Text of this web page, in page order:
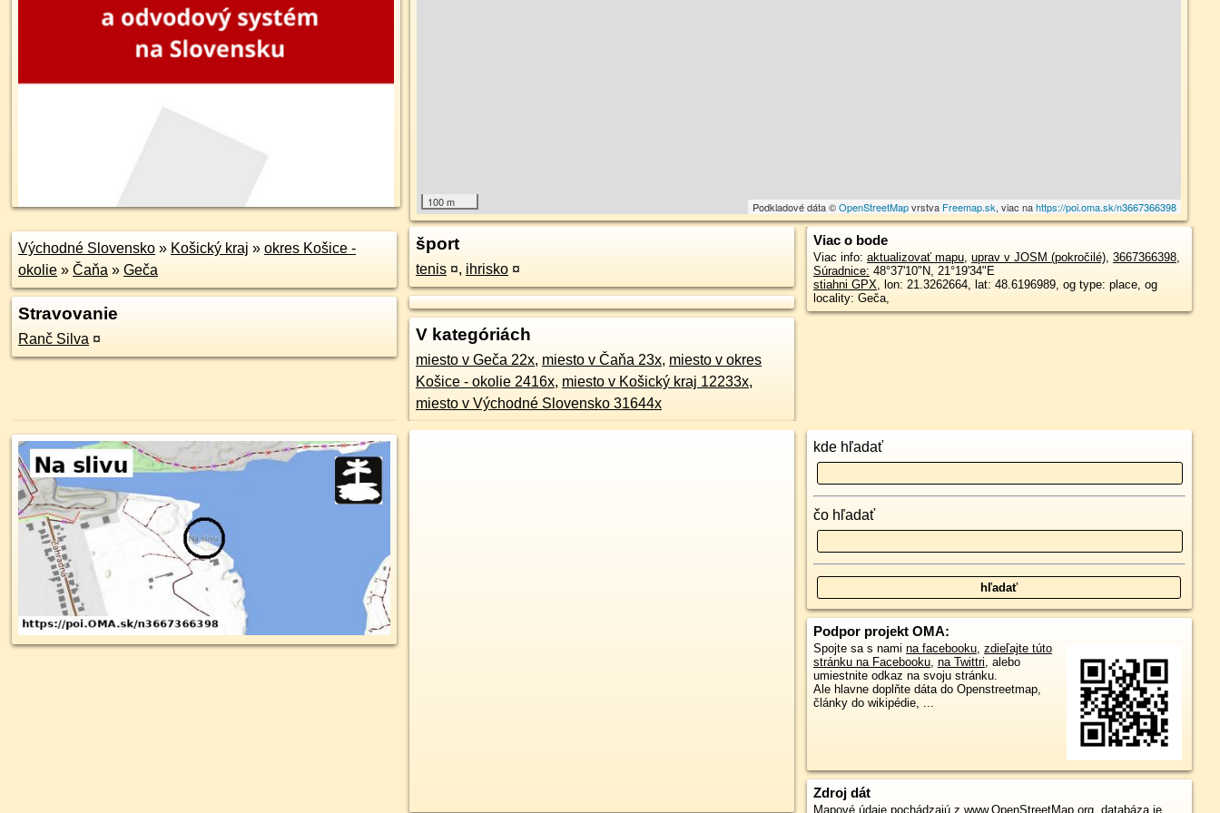
100 m Podkladové dáta ©OpenStreetMapvrstva Freemap.sk, viac nahttps://poi.oma.sk/n3667366398
Východné Slovensko » Košický kraj » okres Košice -
okolie » Čaňa » Geča
Stravovanie
Ranč Silva ¤
šport
tenis ¤, ihrisko ¤
V kategóriách
miesto v Geča 22x, miesto v Čaňa 23x, miesto v okres
Košice - okolie 2416x, miesto v Košický kraj 12233x,
miesto v Východné Slovensko 31644x
Viac o bode
Viac info: aktualizovať mapu, uprav v JOSM (pokročilé), 3667366398,
Súradnice: 48°37'10"N, 21°19'34"E
stiahni GPX, lon: 21.3262664, lat: 48.6196989, og type: place, og
locality: Geča,
kde hľadať
čo hľadať
Podpor projekt OMA:
Spojte sa s nami na facebooku, zdieľajte túto
stránku na Facebooku, na Twittri, alebo
umiestnite odkaz na svoju stránku.
Ale hlavne doplňte dáta do Openstreetmap,
články do wikipédie, ...
Zdroj dát
Mapové údaje pochádzajú z www.OpenStreetMap.org, databáza je